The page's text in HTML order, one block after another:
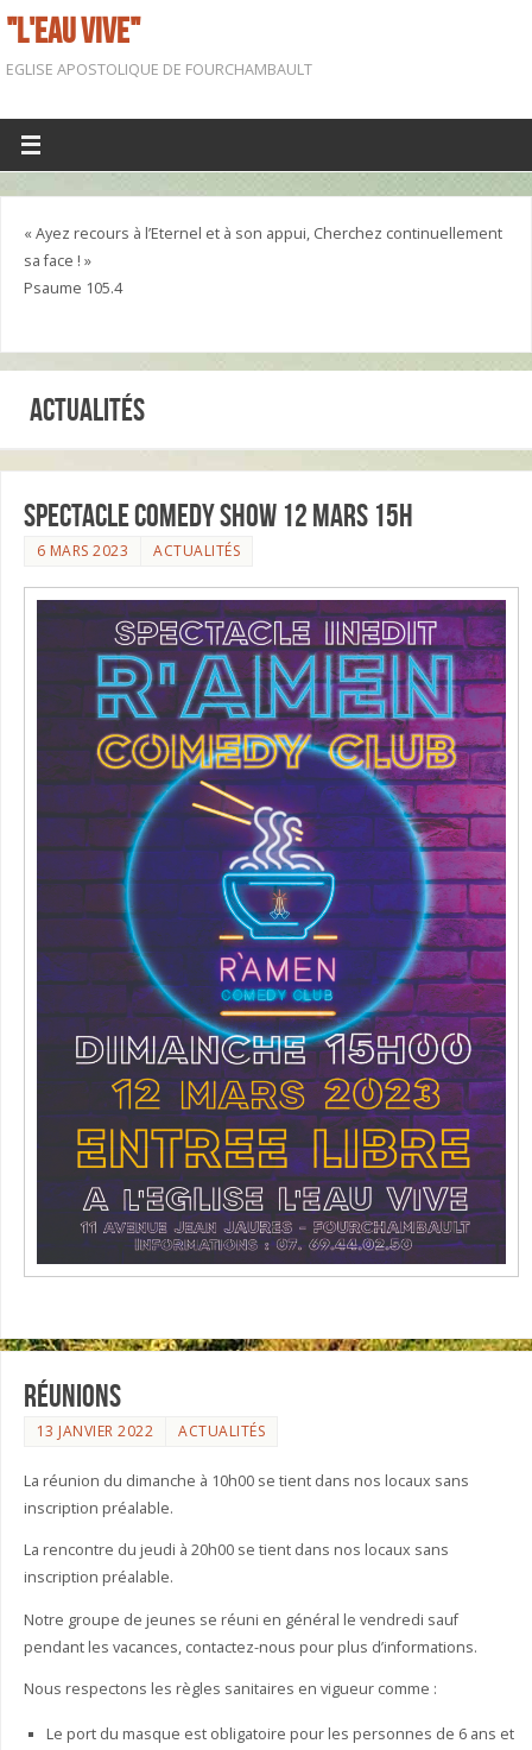
"L'EAU VIVE"
EGLISE APOSTOLIQUE DE FOURCHAMBAULT
« Ayez recours à l’Eternel et à son appui, Cherchez continuellement
sa face ! »
Psaume 105.4
Actualités
Spectacle Comedy Show 12 mars 15h
6 MARS 2023 ACTUALITÉS
Réunions
13 JANVIER 2022 ACTUALITÉS
La réunion du dimanche à 10h00 se tient dans nos locaux sans
inscription préalable.
La rencontre du jeudi à 20h00 se tient dans nos locaux sans
inscription préalable.
Notre groupe de jeunes se réuni en général le vendredi sauf
pendant les vacances, contactez-nous pour plus d’informations.
Nous respectons les règles sanitaires en vigueur comme :
Le port du masque est obligatoire pour les personnes de 6 ans et